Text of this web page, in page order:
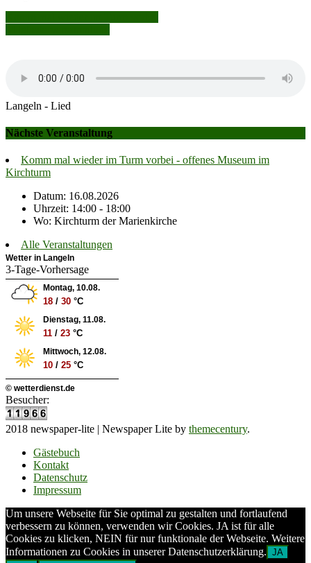
Beitragsnavigation
Langeln - Lied
Nächste Veranstaltung
Komm mal wieder im Turm vorbei - offenes Museum im
Kirchturm
Datum: 16.08.2026
Uhrzeit: 14:00 - 18:00
Wo: Kirchturm der Marienkirche
Alle Veranstaltungen
Wetter in Langeln
3-Tage-Vorhersage
Montag, 10.08.
18 / 30 °C
Dienstag, 11.08.
11 / 23 °C
Mittwoch, 12.08.
10 / 25 °C
© wetterdienst.de
Besucher:
2018 newspaper-lite | Newspaper Lite by themecentury.
Gästebuch
Kontakt
Datenschutz
Impressum
Um unsere Webseite für Sie optimal zu gestalten und fortlaufend
verbessern zu können, verwenden wir Cookies. JA ist für alle
Cookies zu klicken, NEIN für nur funktionale der Webseite. Weitere
Informationen zu Cookies in unserer Datenschutzerklärung. JA